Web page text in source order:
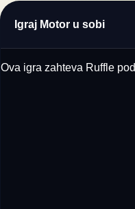
Igraj Motor u sobi
Ova igra zahteva Ruffle